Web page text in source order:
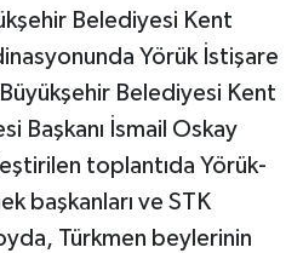
Belediyesi Kent
Yörük İstişare
Belediyesi Kent
Başkanı İsmail Oskay
toplantıda Yörük-
başkanları ve STK
Türkmen beylerinin